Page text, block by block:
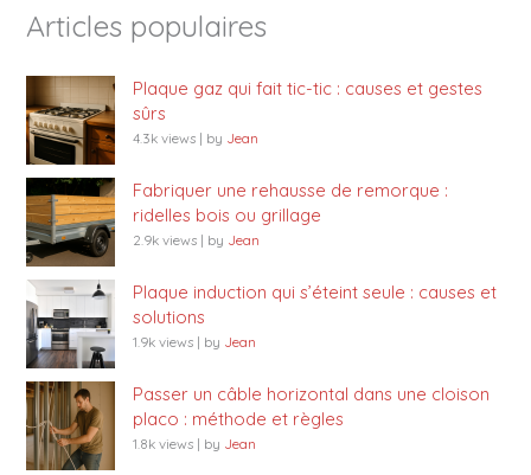
Articles populaires
Plaque gaz qui fait tic-tic : causes et gestes
sûrs
4.3k views | by Jean
Fabriquer une rehausse de remorque :
ridelles bois ou grillage
2.9k views | by Jean
Plaque induction qui s’éteint seule : causes et
solutions
1.9k views | by Jean
Passer un câble horizontal dans une cloison
placo : méthode et règles
1.8k views | by Jean